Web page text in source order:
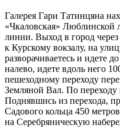
Галерея Гари Татинцяна
«Чкаловская» Люблинской
линии. Выход в город
к Курскому вокзалу, на
разворачиваетесь и идете
налево, идете вдоль него
пешеходному переходу
Земляной Вал. По переходу
Поднявшись из перехода,
Садового кольца 450
на Серебряническую